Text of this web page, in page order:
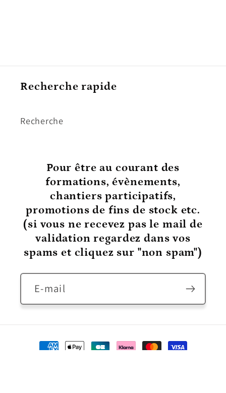
Recherche rapide
Recherche
Pour être au courant des
formations, évènements,
chantiers participatifs,
promotions de fins de stock etc.
(si vous ne recevez pas le mail de
validation regardez dans vos
spams et cliquez sur "non spam")
E-mail
Moyens